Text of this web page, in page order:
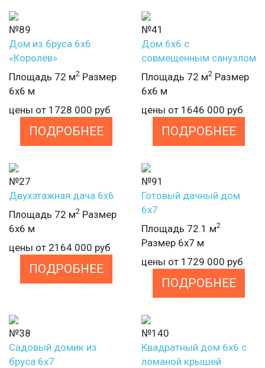
№89
Дом из бруса 6х6
«Королёв»
Площадь 72 м2 Размер
6х6 м
цены от 1728 000 руб
ПОДРОБНЕЕ
№41
Дом 6х6 с
совмещенным санузлом
Площадь 72 м2 Размер
6х6 м
цены от 1646 000 руб
ПОДРОБНЕЕ
№27
Двухэтажная дача 6х6
Площадь 72 м2 Размер
6х6 м
цены от 2164 000 руб
ПОДРОБНЕЕ
№91
Готовый дачный дом
6х7
Площадь 72.1 м2
Размер 6х7 м
цены от 1729 000 руб
ПОДРОБНЕЕ
№38
Садовый домик из
бруса 6х7
№140
Квадратный дом 6х6 с
ломаной крышей